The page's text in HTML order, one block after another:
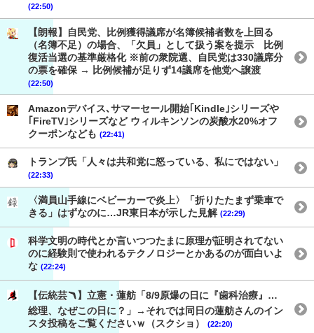
(22:50)
【朗報】自民党、比例獲得議席が名簿候補者数を上回る
（名簿不足）の場合、「欠員」として扱う案を提示 比例
復活当選の基準厳格化 ※前の衆院選、自民党は330議席分
の票を確保 → 比例候補が足りず14議席を他党へ譲渡
(22:50)
Amazonデバイス､サマーセール開始｢Kindle｣シリーズや
｢FireTV｣シリーズなど ウィルキンソンの炭酸水20%オフ
クーポンなども (22:41)
トランプ氏「人々は共和党に怒っている、私にではない」
(22:33)
〈満員山手線にベビーカーで炎上〉「折りたたまず乗車で
きる」はずなのに…JR東日本が示した見解 (22:29)
科学文明の時代とか言いつつたまに原理が証明されてない
のに経験則で使われるテクノロジーとかあるのが面白いよ
な (22:24)
【伝統芸🪃】立憲・蓮舫「8/9原爆の日に『歯科治療』…
総理、なぜこの日に？」→それでは同日の蓮舫さんのイン
スタ投稿をご覧くださいｗ（スクショ）
(22:20)